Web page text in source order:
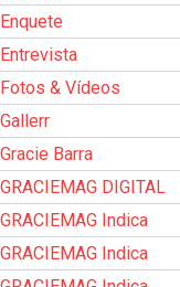
Enquete
Entrevista
Fotos & Vídeos
Gallerr
Gracie Barra
GRACIEMAG DIGITAL
GRACIEMAG Indica
GRACIEMAG Indica